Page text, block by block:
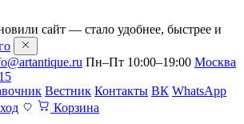
сайт — стало удобнее, быстрее и
Пн–Пт 10:00–19:00 Москва
Вестник Контакты ВК WhatsApp
Корзина